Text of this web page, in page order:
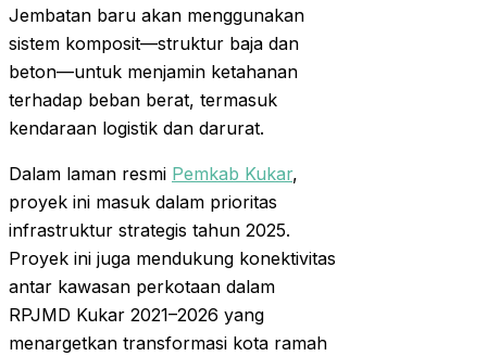
Jembatan baru akan menggunakan
sistem komposit—struktur baja dan
beton—untuk menjamin ketahanan
terhadap beban berat, termasuk
kendaraan logistik dan darurat.
Dalam laman resmi Pemkab Kukar,
proyek ini masuk dalam prioritas
infrastruktur strategis tahun 2025.
Proyek ini juga mendukung konektivitas
antar kawasan perkotaan dalam
RPJMD Kukar 2021–2026 yang
menargetkan transformasi kota ramah